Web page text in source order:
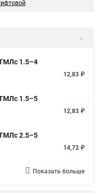
1.5–4
12,83 ₽
1.5–5
12,83 ₽
2.5–5
14,72 ₽
Показать больше